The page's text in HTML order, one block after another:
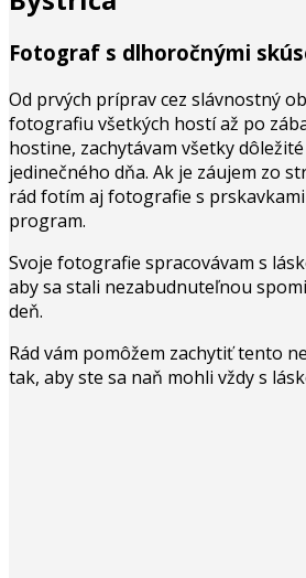
Fotograf s dlhoročnými
Od prvých príprav cez slávnostný
fotografiu všetkých hostí až po
hostine, zachytávam všetky
jedinečného dňa. Ak je záujem zo
rád fotím aj fotografie s
program.
Svoje fotografie spracovávam s
aby sa stali nezabudnuteľnou
deň.
Rád vám pomôžem zachytiť tento
tak, aby ste sa naň mohli vždy s